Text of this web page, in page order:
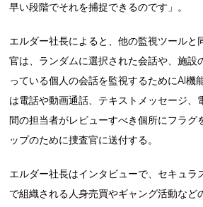
早い段階でそれを捕捉できるのです」。
エルダー社長によると、他の監視ツールと
官は、ランダムに選択された会話や、施設
っている個人の会話を監視するためにAI機
は電話や動画通話、テキストメッセージ、
間の担当者がレビューすべき個所にフラグ
ップのために捜査官に送付する。
エルダー社長はインタビューで、セキュラ
で組織される人身売買やギャング活動など